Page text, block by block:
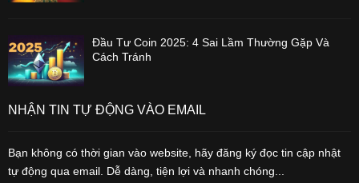
Đầu Tư Coin 2025: 4 Sai Lầm Thường Gặp Và
Cách Tránh
NHẬN TIN TỰ ĐỘNG VÀO EMAIL
Bạn không có thời gian vào website, hãy đăng ký đọc tin cập nhật
tự động qua email. Dễ dàng, tiện lợi và nhanh chóng...